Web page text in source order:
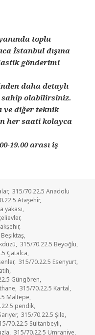
toplu
İstanbul dışına
gönderimi
daha detaylı
olabilirsiniz.
ve diğer teknik
her saati kolayca
19.00 arası iş
, 315/70.22.5 Anadolu
Ataşehir,
yakası,
,
,
,
, 315/70.22.5 Beyoğlu,
Çatalca,
, 315/70.22.5 Esenyurt,
,
Güngören,
, 315/70.22.5 Kartal,
Maltepe,
pendik,
, 315/70.22.5 Şile,
70.22.5 Sultanbeyli,
, 315/70.22.5 Ümraniye,